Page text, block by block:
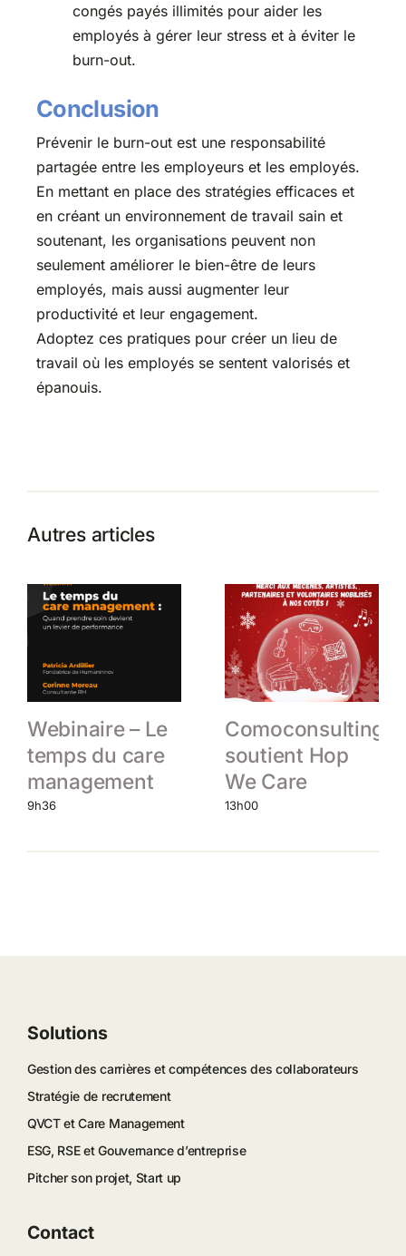
congés payés illimités pour aider les
employés à gérer leur stress et à éviter le
burn-out.
Conclusion
Prévenir le burn-out est une responsabilité
partagée entre les employeurs et les employés.
En mettant en place des stratégies efficaces et
en créant un environnement de travail sain et
soutenant, les organisations peuvent non
seulement améliorer le bien-être de leurs
employés, mais aussi augmenter leur
productivité et leur engagement.
Adoptez ces pratiques pour créer un lieu de
travail où les employés se sentent valorisés et
épanouis.
Autres articles
Webinaire – Le
temps du care
management
9h36
Comoconsulting
soutient Hop
We Care
13h00
Solutions
Gestion des carrières et compétences des collaborateurs
Stratégie de recrutement
QVCT et Care Management
ESG, RSE et Gouvernance d’entreprise
Pitcher son projet, Start up
Contact